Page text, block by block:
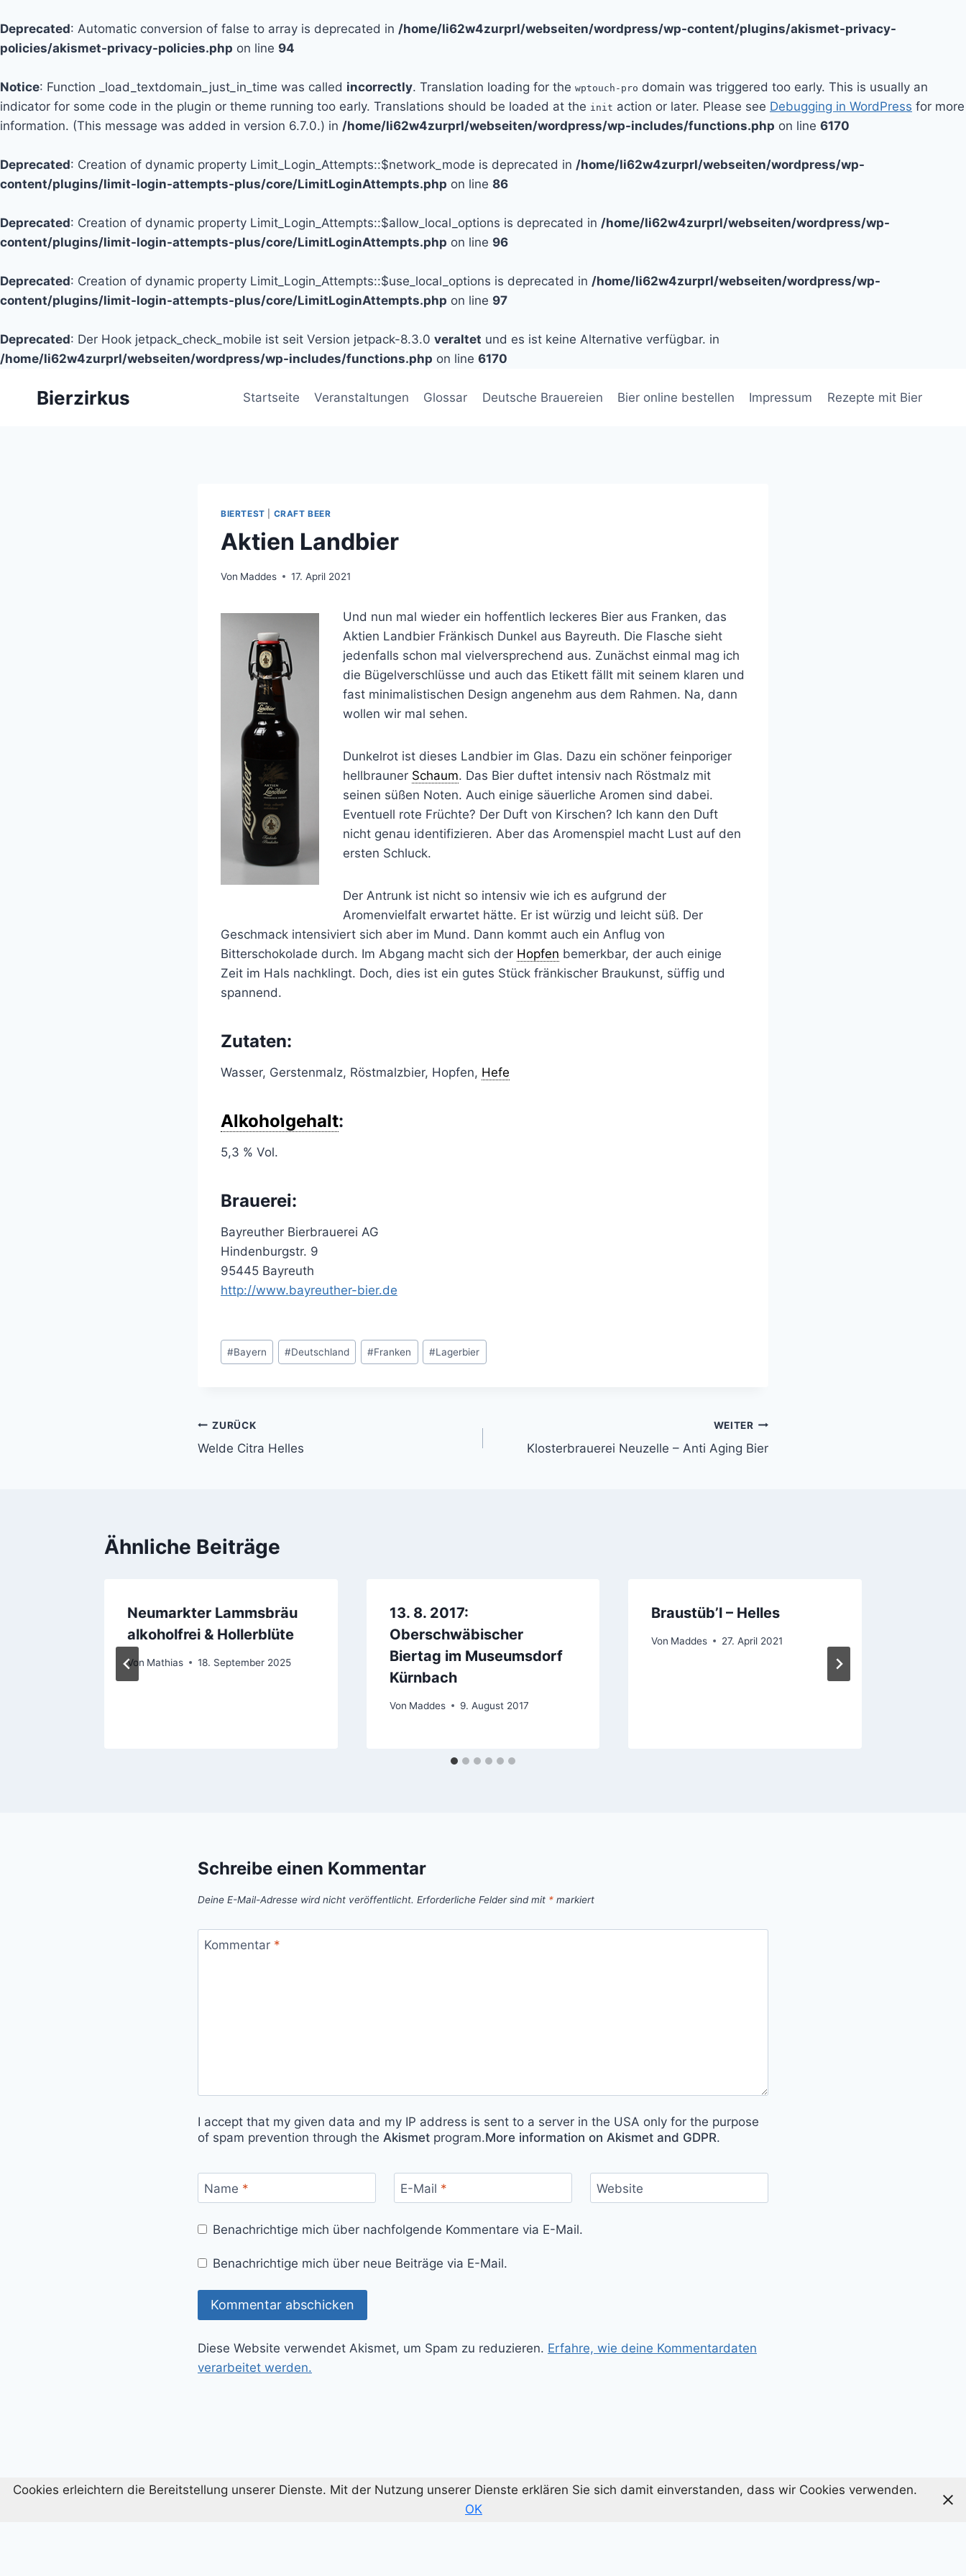
Deprecated: Automatic conversion of false to array is deprecated in /home/li62w4zurprl/webseiten/wordpress/wp-content/plugins/akismet-privacy-
policies/akismet-privacy-policies.php on line 94
Notice: Function _load_textdomain_just_in_time was called incorrectly. Translation loading for the wptouch-pro domain was triggered too early. This is usually an
indicator for some code in the plugin or theme running too early. Translations should be loaded at the init action or later. Please see Debugging in WordPress for more
information. (This message was added in version 6.7.0.) in /home/li62w4zurprl/webseiten/wordpress/wp-includes/functions.php on line 6170
Deprecated: Creation of dynamic property Limit_Login_Attempts::$network_mode is deprecated in /home/li62w4zurprl/webseiten/wordpress/wp-
content/plugins/limit-login-attempts-plus/core/LimitLoginAttempts.php on line 86
Deprecated: Creation of dynamic property Limit_Login_Attempts::$allow_local_options is deprecated in /home/li62w4zurprl/webseiten/wordpress/wp-
content/plugins/limit-login-attempts-plus/core/LimitLoginAttempts.php on line 96
Deprecated: Creation of dynamic property Limit_Login_Attempts::$use_local_options is deprecated in /home/li62w4zurprl/webseiten/wordpress/wp-
content/plugins/limit-login-attempts-plus/core/LimitLoginAttempts.php on line 97
Deprecated: Der Hook jetpack_check_mobile ist seit Version jetpack-8.3.0 veraltet und es ist keine Alternative verfügbar. in
/home/li62w4zurprl/webseiten/wordpress/wp-includes/functions.php on line 6170
Bierzirkus Startseite Veranstaltungen Glossar Deutsche Brauereien Bier online bestellen Impressum Rezepte mit Bier
BIERTEST CRAFT BEER
Aktien Landbier
Von Maddes 17. April 2021
Und nun mal wieder ein hoffentlich leckeres Bier aus Franken, das
Aktien Landbier Fränkisch Dunkel aus Bayreuth. Die Flasche sieht
jedenfalls schon mal vielversprechend aus. Zunächst einmal mag ich
die Bügelverschlüsse und auch das Etikett fällt mit seinem klaren und
fast minimalistischen Design angenehm aus dem Rahmen. Na, dann
wollen wir mal sehen.
Dunkelrot ist dieses Landbier im Glas. Dazu ein schöner feinporiger
hellbrauner Schaum. Das Bier duftet intensiv nach Röstmalz mit
seinen süßen Noten. Auch einige säuerliche Aromen sind dabei.
Eventuell rote Früchte? Der Duft von Kirschen? Ich kann den Duft
nicht genau identifizieren. Aber das Aromenspiel macht Lust auf den
ersten Schluck.
Der Antrunk ist nicht so intensiv wie ich es aufgrund der
Aromenvielfalt erwartet hätte. Er ist würzig und leicht süß. Der
Geschmack intensiviert sich aber im Mund. Dann kommt auch ein Anflug von
Bitterschokolade durch. Im Abgang macht sich der Hopfen bemerkbar, der auch einige
Zeit im Hals nachklingt. Doch, dies ist ein gutes Stück fränkischer Braukunst, süffig und
spannend.
Zutaten:
Wasser, Gerstenmalz, Röstmalzbier, Hopfen, Hefe
Alkoholgehalt:
5,3 % Vol.
Brauerei:
Bayreuther Bierbrauerei AG
Hindenburgstr. 9
95445 Bayreuth
http://www.bayreuther-bier.de
Schlagworte:
#Bayern #Deutschland #Franken #Lagerbier
Beitragsnavigation
ZURÜCK
Welde Citra Helles
WEITER
Klosterbrauerei Neuzelle – Anti Aging Bier
Ähnliche Beiträge
Neumarkter Lammsbräu
alkoholfrei & Hollerblüte
Von Mathias 18. September 2025
13. 8. 2017:
Oberschwäbischer
Biertag im Museumsdorf
Kürnbach
Von Maddes 9. August 2017
Braustüb’l – Helles
Von Maddes 27. April 2021
Schreibe einen Kommentar
Deine E-Mail-Adresse wird nicht veröffentlicht. Erforderliche Felder sind mit * markiert
Kommentar *
I accept that my given data and my IP address is sent to a server in the USA only for the purpose
of spam prevention through the Akismet program.More information on Akismet and GDPR.
Name * E-Mail * Website
Benachrichtige mich über nachfolgende Kommentare via E-Mail.
Benachrichtige mich über neue Beiträge via E-Mail.
Diese Website verwendet Akismet, um Spam zu reduzieren. Erfahre, wie deine Kommentardaten
verarbeitet werden.
Cookies erleichtern die Bereitstellung unserer Dienste. Mit der Nutzung unserer Dienste erklären Sie sich damit einverstanden, dass wir Cookies verwenden.
OK